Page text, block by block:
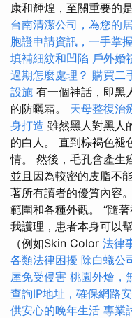
康和輝煌，至關重要的
台南清潔公司，為您的
胞證申請資訊，一手掌握
填補細紋和凹陷 戶外婚
過期怎麼處理？ 購買二
設施 有一個神話，即黑
的防曬霜。 天母整復治
身打造 雖然黑人對黑人
的白人。 直到棕褐色褪
情。 然後，毛孔會產生
並且因為較密的皮脂不
著所有讀者的優質內容
範圍和各種外觀。 “隨
我護理，患者本身可以
（例如Skin Color 法律
各類法律困擾 除白蟻公
屋免受侵害 桃園外燴，
查詢IP地址，確保網路
供安心的晚年生活 專業